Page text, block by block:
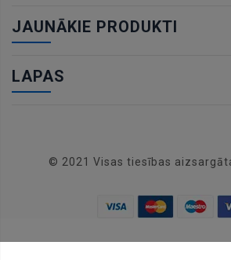
JAUNĀKIE PRODUKTI
LAPAS
© 2021 Visas tiesības